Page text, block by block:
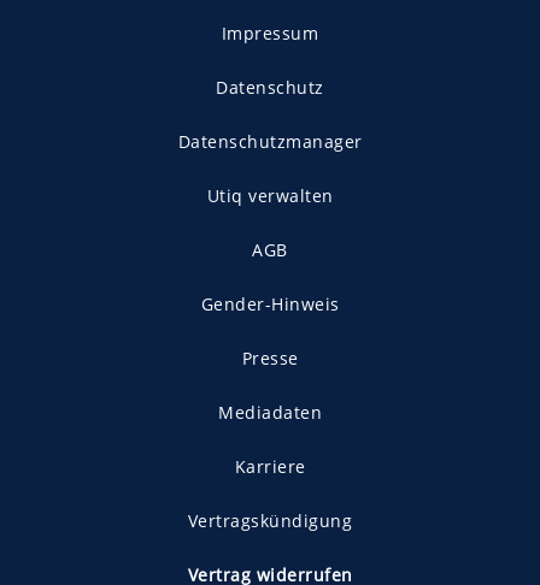
Impressum
Datenschutz
Datenschutzmanager
Utiq verwalten
AGB
Gender-Hinweis
Presse
Mediadaten
Karriere
Vertragskündigung
Vertrag widerrufen